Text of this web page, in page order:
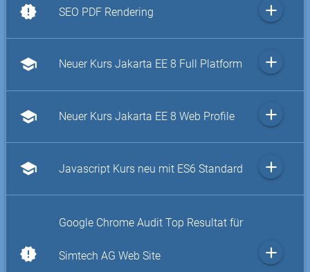
new_releases SEO PDF Rendering add
school Neuer Kurs Jakarta EE 8 Full Platform add
school Neuer Kurs Jakarta EE 8 Web Profile add
school Javascript Kurs neu mit ES6 Standard add
new_releases
Google Chrome Audit Top Resultat für
Simtech AG Web Site add